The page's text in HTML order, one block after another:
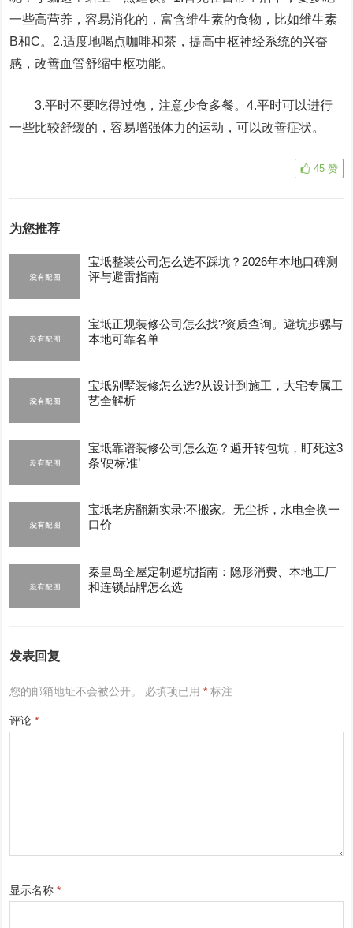
一些高营养，容易消化的，富含维生素的食物，比如维生素
B和C。2.适度地喝点咖啡和茶，提高中枢神经系统的兴奋
感，改善血管舒缩中枢功能。
3.平时不要吃得过饱，注意少食多餐。4.平时可以进行
一些比较舒缓的，容易增强体力的运动，可以改善症状。
45 赞
为您推荐
宝坻整装公司怎么选不踩坑？2026年本地口碑测
评与避雷指南
宝坻正规装修公司怎么找?资质查询。避坑步骡与
本地可靠名单
宝坻别墅装修怎么选?从设计到施工，大宅专属工
艺全解析
宝坻靠谱装修公司怎么选？避开转包坑，盯死这3
条‘硬标准’
宝坻老房翻新实录:不搬家。无尘拆，水电全换一
口价
秦皇岛全屋定制避坑指南：隐形消费、本地工厂
和连锁品牌怎么选
发表回复
您的邮箱地址不会被公开。 必填项已用* 标注
评论*
显示名称*